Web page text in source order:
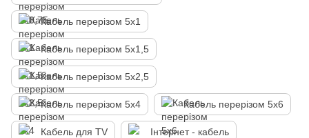
Кабель перерізом 5х1
Кабель перерізом 5х1,5
Кабель перерізом 5х2,5
Кабель перерізом 5х4 Кабель перерізом 5х6
Кабель для TV Інтернет - кабель